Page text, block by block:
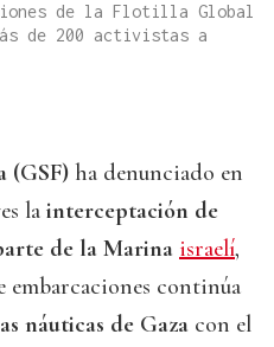
de la Flotilla Global
de 200 activistas a
(GSF) ha denunciado en
la interceptación de
de la Marina israelí,
continúa
náuticas de Gaza con el